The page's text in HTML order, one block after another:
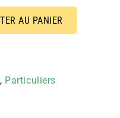
AU PANIER
, Particuliers